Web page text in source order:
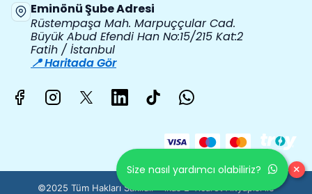
Eminönü Şube Adresi
Rüstempaşa Mah. Marpuççular Cad.
Büyük Abud Efendi Han No:15/215 Kat:2
Fatih / İstanbul
📍 Haritada Gör
©2025 Tüm Hakları Saklıdır - ikas E-Ticaret Altyapısı ile
Size nasıl yardımcı olabiliriz? ×